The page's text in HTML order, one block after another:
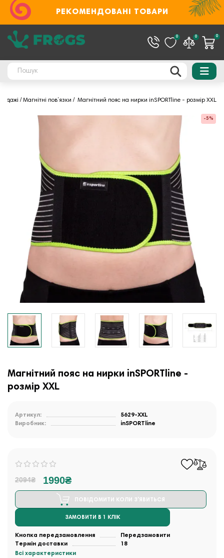
РЕКОМЕНДОВАНІ ТОВАРИ
0 0 0
Магнітні пов’язки Магнітний пояс на нирки inSPORTline - розмір XXL
-5%
Магнітний пояс на нирки inSPORTline -
розмір XXL
Артикул:
5629-XXL
Виробник:
inSPORTline
2094₴ 1990₴
ПОВІДОМИТИ КОЛИ З'ЯВИТЬСЯ
ЗАМОВИТИ В 1 КЛІК
Кнопка передзамовлення
Передзамовити
Термін доставки
18
Всі характеристики